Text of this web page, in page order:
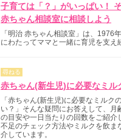
子育ては「？」がいっぱい！
赤ちゃん相談室に相談しよう
「明治 赤ちゃん相談室」は、1976
にわたってママと一緒に育児を支え
尋ねる
赤ちゃん(新生児)に必要なミル
「赤ちゃん(新生児)に必要なミルク
い？」そんな疑問にお答えして、月
の目安や一日当たりの回数をご紹介
不足のチェック方法やミルクを飲ま
介しています。